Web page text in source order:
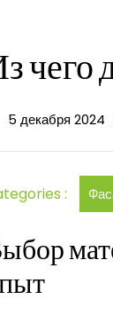
чего
5 декабря 20245
: